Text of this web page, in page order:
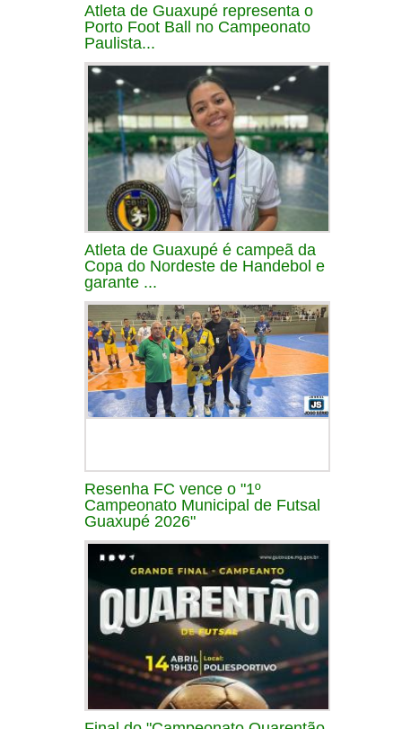
Atleta de Guaxupé representa o
Porto Foot Ball no Campeonato
Paulista...
Atleta de Guaxupé é campeã da
Copa do Nordeste de Handebol e
garante ...
Resenha FC vence o "1º
Campeonato Municipal de Futsal
Guaxupé 2026"